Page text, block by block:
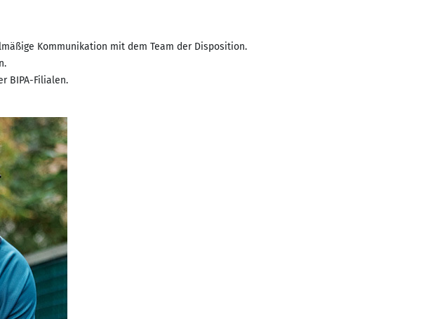
Kommunikation mit dem Team der Disposition.
BIPA-Filialen.